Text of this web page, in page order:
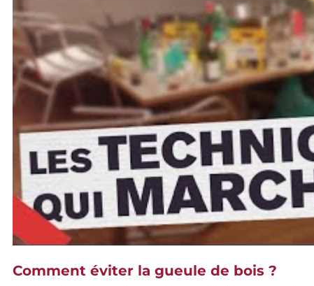
Comment éviter la gueule de bois ?